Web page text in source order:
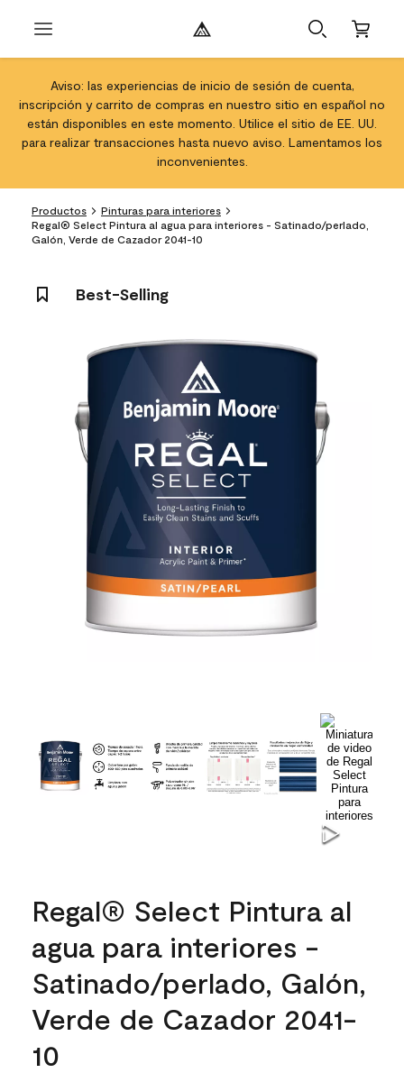
Aviso: las experiencias de inicio de sesión de cuenta,
inscripción y carrito de compras en nuestro sitio en español no
están disponibles en este momento. Utilice el sitio de EE. UU.
para realizar transacciones hasta nuevo aviso. Lamentamos los
inconvenientes.
Productos
Pinturas para interiores
Regal® Select Pintura al agua para interiores - Satinado/perlado,
Galón, Verde de Cazador 2041-10
Best-Selling
Regal® Select Pintura al
agua para interiores -
Satinado/perlado, Galón,
Verde de Cazador 2041-
10